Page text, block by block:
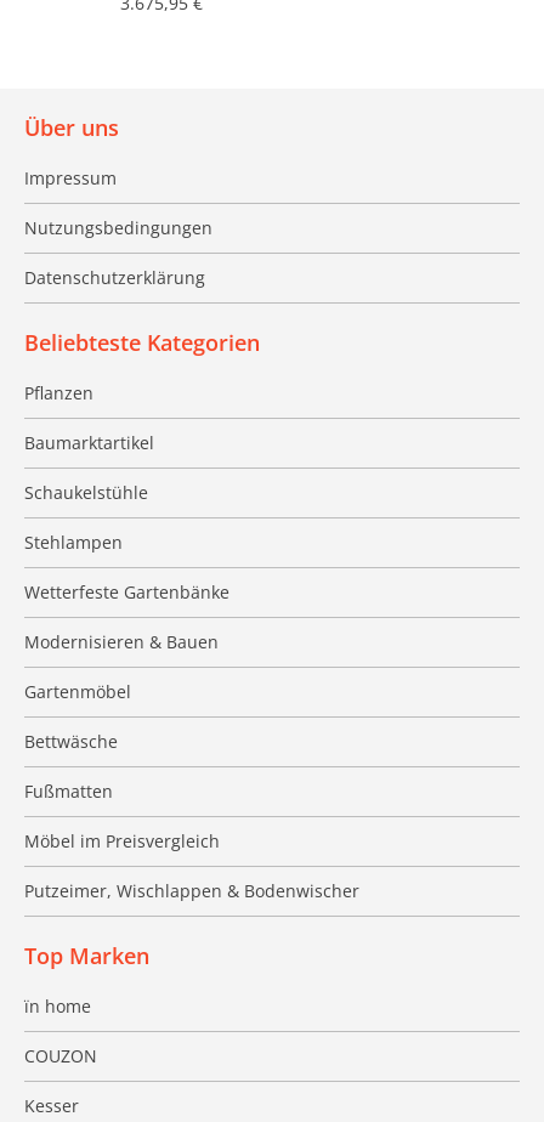
Über uns
Impressum
Nutzungsbedingungen
Datenschutzerklärung
Beliebteste Kategorien
Pflanzen
Baumarktartikel
Schaukelstühle
Stehlampen
Wetterfeste Gartenbänke
Modernisieren & Bauen
Gartenmöbel
Bettwäsche
Fußmatten
Möbel im Preisvergleich
Putzeimer, Wischlappen & Bodenwischer
Top Marken
ïn home
COUZON
Kesser